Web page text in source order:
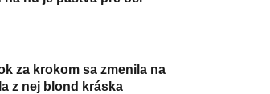
za krokom sa zmenila na
z nej blond kráska